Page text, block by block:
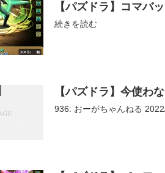
【パズドラ】コマバ
続きを読む
【パズドラ】今使わ